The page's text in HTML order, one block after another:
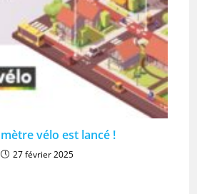
vélo est lancé !
27 février 2025